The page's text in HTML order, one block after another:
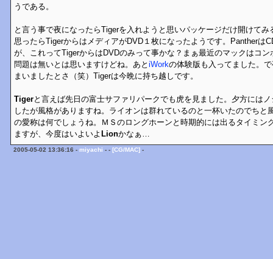
うである。
と言う事で夜になったらTigerを入れようと思いパッケージだけ開けて
思ったらTigerからはメディアがDVD１枚になったようです。Pantherは
が、これってTigerからはDVDのみって事かな？まぁ最近のマックはコ
問題は無いとは思いますけどね。あと iWorkの体験版も入ってました。
まいましたとさ（笑）Tigerは今晩に持ち越しです。
Tigerと言えば先日の富士サファリパークでも虎を見ました。夕方には
したが風格がありますね。ライオンは群れているのと一杯いたのでちと
の愛称は何でしょうね。ＭＳのロングホーンと時期的には出るタイミン
ますが、今度はいよいよ Lionかなぁ…
2005-05-02 13:36:16 - miyachi - - [CG/MAC] -